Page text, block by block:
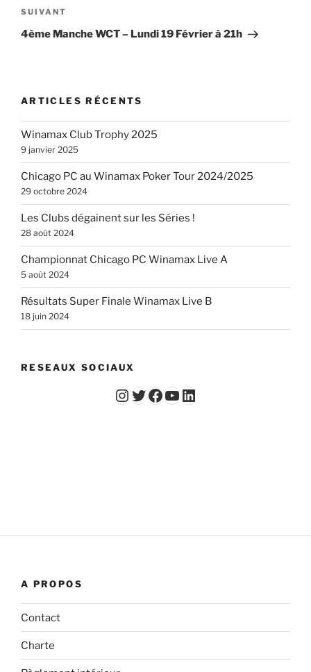
Article
suivant
SUIVANT
4ème Manche WCT – Lundi 19 Février à 21h
ARTICLES RÉCENTS
Winamax Club Trophy 2025
9 janvier 2025
Chicago PC au Winamax Poker Tour 2024/2025
29 octobre 2024
Les Clubs dégainent sur les Séries !
28 août 2024
Championnat Chicago PC Winamax Live A
5 août 2024
Résultats Super Finale Winamax Live B
18 juin 2024
RESEAUX SOCIAUX
Instagram
Twitter
Facebook
YouTube - Vidéos du Chicago Poker ClubLinkedIn
A PROPOS
Contact
Charte